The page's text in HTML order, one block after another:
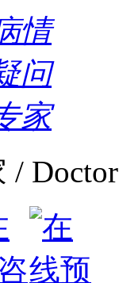
情
问
家
/ Doctor